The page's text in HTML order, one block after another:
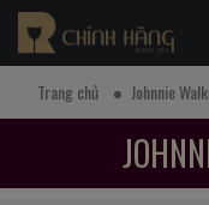
Trang chủ Johnnie